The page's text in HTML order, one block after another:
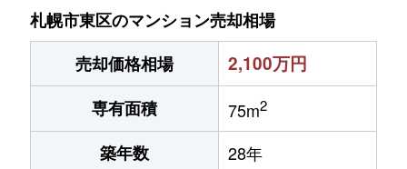
札幌市東区のマンション売却相場
売却価格相場
2,100万円
専有面積 75m2
築年数 28年